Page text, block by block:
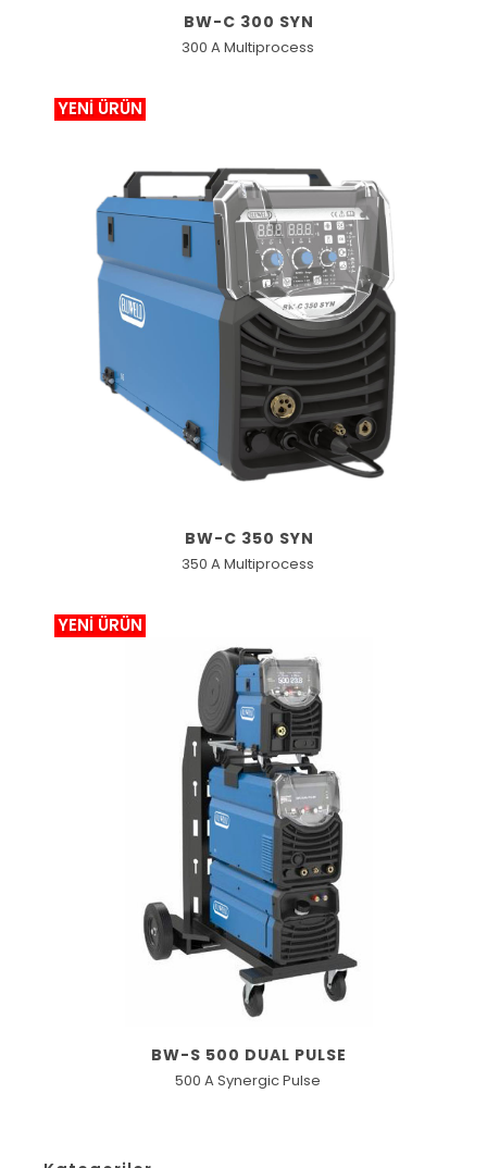
BW-C 300 SYN
300 A Multiprocess
YENİ ÜRÜN
BW-C 350 SYN
350 A Multiprocess
YENİ ÜRÜN
BW-S 500 DUAL PULSE
500 A Synergic Pulse